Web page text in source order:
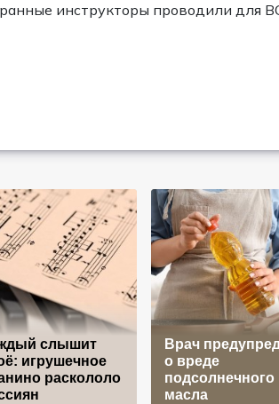
инструкторы проводили для
слышит
игрушечное
раскололо
Врач
о вреде
подсолнечного
масла